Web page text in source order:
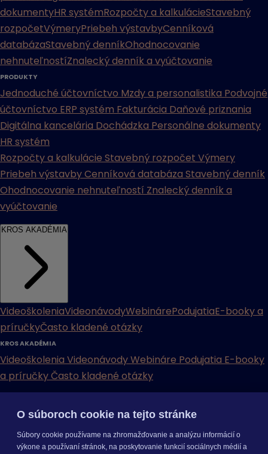
dokumentyHR systémRozpočty a kalkulácieStavebný
rozpočetVýmeryPriebeh výstavbyCenníková
databázaStavebný denníkOhodnocovanie
nehnuteľnostíZnalecký denník a vyúčtovanie
PRODUKTY
Jednoduché účtovníctvo Mzdy a personalistika Podvojné
účtovníctvo ERP systém Fakturácia Daňové priznania
Digitálna kancelária Dochádzka Personálne dokumenty
HR systém
Rozpočty a kalkulácie Stavebný rozpočet Výmery
Priebeh výstavbyCenníková databáza Stavebný denník
Ohodnocovanie nehnuteľností Znalecký denník a
vyúčtovanie
KROS AKADÉMIA
VideoškoleniaVideonávodyWebinárePodujatiaE-booky a
príručkyČasto kladené otázky
KROS AKADÉMIA
Videoškolenia VideonávodyWebináre Podujatia E-booky
a príručkyČasto kladené otázky
Cenníky Odporučte nás Právne dokumenty
Odporúčaná
konfiguráciaAktualizácia verziíMobilné aplikácie
O súboroch cookie na tejto stránke
Súbory cookie používame na zhromažďovanie a analýzu informácií o
výkone a používaní stránok, na poskytovanie funkcií sociálnych médií a